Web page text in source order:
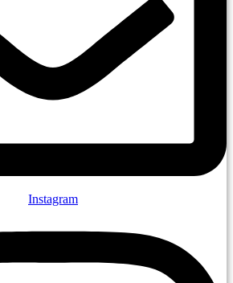
Instagram